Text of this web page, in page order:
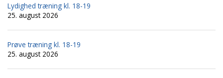
Lydighed træning kl. 18-19
25. august 2026
Prøve træning kl. 18-19
25. august 2026